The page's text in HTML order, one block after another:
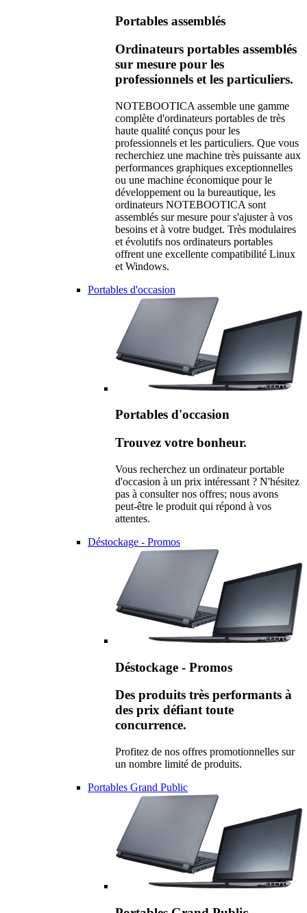
Portables assemblés
Ordinateurs portables assemblés
sur mesure pour les
professionnels et les particuliers.
NOTEBOOTICA assemble une gamme
complète d'ordinateurs portables de très
haute qualité conçus pour les
professionnels et les particuliers. Que vous
recherchiez une machine très puissante aux
performances graphiques exceptionnelles
ou une machine économique pour le
développement ou la bureautique, les
ordinateurs NOTEBOOTICA sont
assemblés sur mesure pour s'ajuster à vos
besoins et à votre budget. Très modulaires
et évolutifs nos ordinateurs portables
offrent une excellente compatibilité Linux
et Windows.
Portables d'occasion
Portables d'occasion
Trouvez votre bonheur.
Vous recherchez un ordinateur portable
d'occasion à un prix intéressant ? N'hésitez
pas à consulter nos offres; nous avons
peut-être le produit qui répond à vos
attentes.
Déstockage - Promos
Déstockage - Promos
Des produits très performants à
des prix défiant toute
concurrence.
Profitez de nos offres promotionnelles sur
un nombre limité de produits.
Portables Grand Public